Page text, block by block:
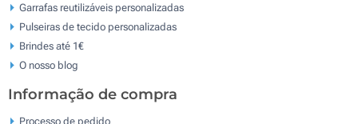
Garrafas reutilizáveis personalizadas
Pulseiras de tecido personalizadas
Brindes até 1€
O nosso blog
Informação de compra
Processo de pedido